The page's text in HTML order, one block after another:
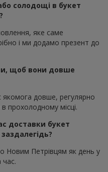
солодощі в букет
яке саме
і ми додамо презент до
щоб вони довше
довше, регулярно
прохолодному місці.
доставки букет
Новим Петрівцям як день у
час.